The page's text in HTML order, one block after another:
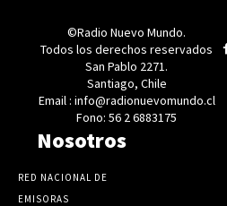
©Radio Nuevo Mundo.
Todos los derechos reservados
San Pablo 2271.
Santiago, Chile
Email : info@radionuevomundo.cl
Fono: 56 2 6883175
Nosotros
RED NACIONAL DE
EMISORAS